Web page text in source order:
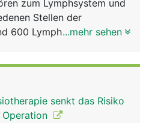
zum Lymphsystem und
Stellen der
600 Lymphknoten des
und sind normalerweise
Die Lymphknoten
mitgeschleppten
...mehr sehen
senkt das Risiko